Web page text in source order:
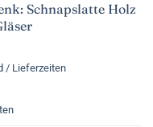
Schnapslatte Holz
/ Lieferzeiten